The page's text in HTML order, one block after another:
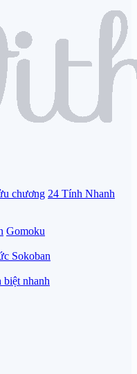
chương 24 Tính Nhanh
Gomoku
Sokoban
biệt nhanh